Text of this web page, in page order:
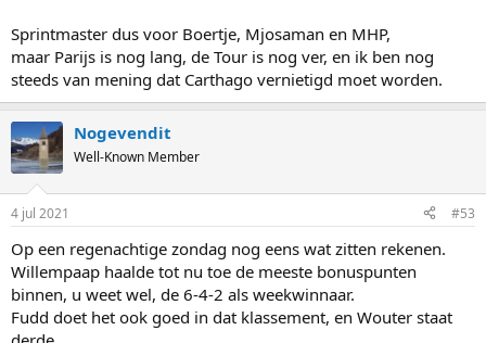
Sprintmaster dus voor Boertje, Mjosaman en MHP,
maar Parijs is nog lang, de Tour is nog ver, en ik ben nog
steeds van mening dat Carthago vernietigd moet worden.
Nogevendit
Well-Known Member
4 jul 2021 #53
Op een regenachtige zondag nog eens wat zitten rekenen.
Willempaap haalde tot nu toe de meeste bonuspunten
binnen, u weet wel, de 6-4-2 als weekwinnaar.
Fudd doet het ook goed in dat klassement, en Wouter staat